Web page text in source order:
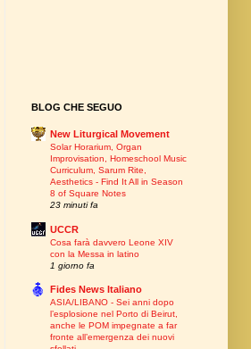
BLOG CHE SEGUO
New Liturgical Movement
Solar Horarium, Organ
Improvisation, Homeschool Music
Curriculum, Sarum Rite,
Aesthetics - Find It All in Season
8 of Square Notes
23 minuti fa
UCCR
Cosa farà davvero Leone XIV
con la Messa in latino
1 giorno fa
Fides News Italiano
ASIA/LIBANO - Sei anni dopo
l’esplosione nel Porto di Beirut,
anche le POM impegnate a far
fronte all’emergenza dei nuovi